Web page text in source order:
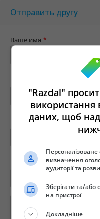
Отправить другу
Ваше имя *
Ваш e-mail
Имя твоего друга *
E-mail вашего друга *
"Razdal"
даних, щоб
визначення
аудиторії та
Зберігати та/або
на пристрої
Докладніше